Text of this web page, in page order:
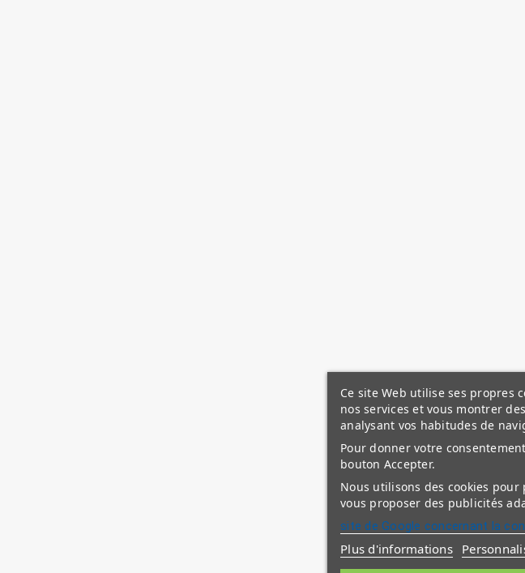
Ce site Web utilise ses propres
nos services et vous montrer
analysant vos habitudes de
Pour donner votre
bouton Accepter.
Nous utilisons des cookies
vous proposer des publicités
site de Google concernant la
Plus d'informations